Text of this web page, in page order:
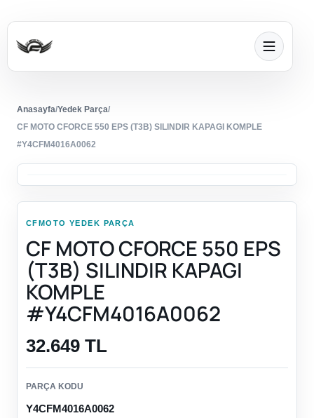
Anasayfa/Yedek Parça/
CF MOTO CFORCE 550 EPS (T3B) SILINDIR KAPAGI KOMPLE
#Y4CFM4016A0062
CFMOTO YEDEK PARÇA
CF MOTO CFORCE 550 EPS
(T3B) SILINDIR KAPAGI
KOMPLE
#Y4CFM4016A0062
32.649 TL
PARÇA KODU
Y4CFM4016A0062